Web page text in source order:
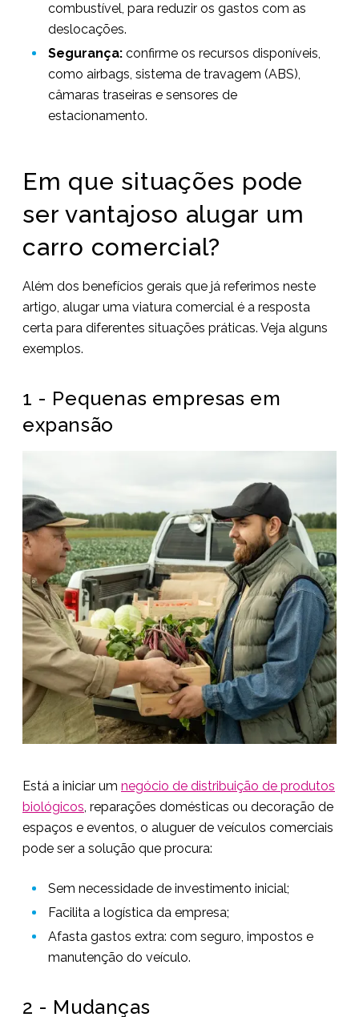
combustível, para reduzir os gastos com as
deslocações.
Segurança: confirme os recursos disponíveis,
como airbags, sistema de travagem (ABS),
câmaras traseiras e sensores de
estacionamento.
Em que situações pode
ser vantajoso alugar um
carro comercial?
Além dos benefícios gerais que já referimos neste
artigo, alugar uma viatura comercial é a resposta
certa para diferentes situações práticas. Veja alguns
exemplos.
1 - Pequenas empresas em
expansão
Está a iniciar um negócio de distribuição de produtos
biológicos, reparações domésticas ou decoração de
espaços e eventos, o aluguer de veículos comerciais
pode ser a solução que procura:
Sem necessidade de investimento inicial;
Facilita a logística da empresa;
Afasta gastos extra: com seguro, impostos e
manutenção do veículo.
2 - Mudanças